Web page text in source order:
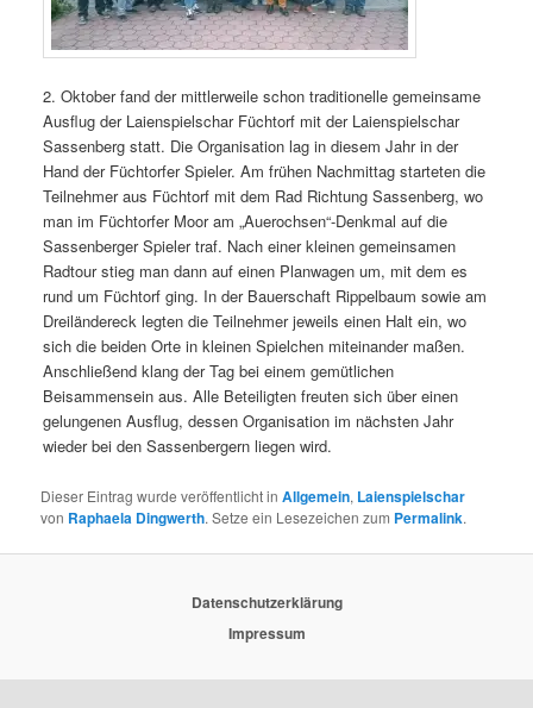
2. Oktober fand der mittlerweile schon traditionelle gemeinsame
Ausflug der Laienspielschar Füchtorf mit der Laienspielschar
Sassenberg statt. Die Organisation lag in diesem Jahr in der
Hand der Füchtorfer Spieler. Am frühen Nachmittag starteten die
Teilnehmer aus Füchtorf mit dem Rad Richtung Sassenberg, wo
man im Füchtorfer Moor am „Auerochsen“-Denkmal auf die
Sassenberger Spieler traf. Nach einer kleinen gemeinsamen
Radtour stieg man dann auf einen Planwagen um, mit dem es
rund um Füchtorf ging. In der Bauerschaft Rippelbaum sowie am
Dreiländereck legten die Teilnehmer jeweils einen Halt ein, wo
sich die beiden Orte in kleinen Spielchen miteinander maßen.
Anschließend klang der Tag bei einem gemütlichen
Beisammensein aus. Alle Beteiligten freuten sich über einen
gelungenen Ausflug, dessen Organisation im nächsten Jahr
wieder bei den Sassenbergern liegen wird.
Dieser Eintrag wurde veröffentlicht inAllgemein, Laienspielschar
von Raphaela Dingwerth. Setze ein Lesezeichen zum Permalink.
Datenschutzerklärung
Impressum